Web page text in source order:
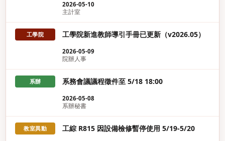
2026-05-10
主計室
工學院 工學院新進教師導引手冊已更新（v2026.05）
2026-05-09
院辦人事
系辦 系務會議議程徵件至 5/18 18:00
2026-05-08
系辦秘書
教室異動 工綜 R815 因設備檢修暫停使用 5/19-5/20